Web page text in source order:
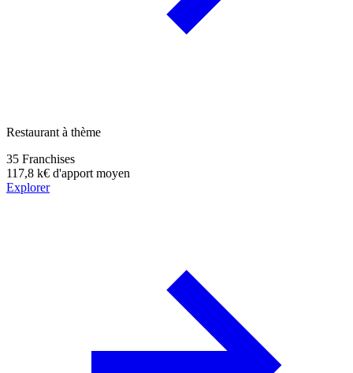
Restaurant à thème
35 Franchises
117,8 k€ d'apport moyen
Explorer